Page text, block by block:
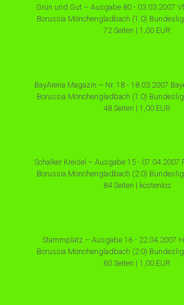
Grün und Gut – Ausgabe 80 - 03.03.2007
Borussia Mönchengladbach (1:0)
72 Seiten | 1,00 EUR
BayArena Magazin – Nr. 18 - 18.03.2007
Borussia Mönchengladbach (1:0)
48 Seiten | 1,00 EUR
Schalker Kreisel – Ausgabe 15 - 07.04.2007
Borussia Mönchengladbach (2:0)
84 Seiten | kostenlos
Stammplatz – Ausgabe 16 - 22.04.2007
Borussia Mönchengladbach (2:0)
60 Seiten | 1,00 EUR